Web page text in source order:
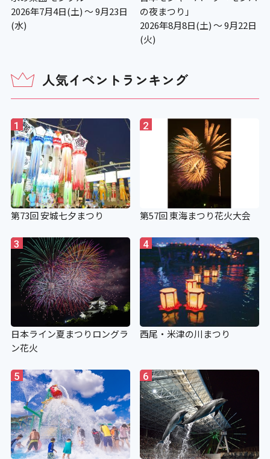
2026年7月4日(土) ～ 9月23日
(水)
の夜まつり」
2026年8月8日(土) ～ 9月22日
(火)
人気イベントランキング
1
第73回 安城七夕まつり
2
第57回 東海まつり花火大会
3
日本ライン夏まつりロングラ
ン花火
4
西尾・米津の川まつり
5 6